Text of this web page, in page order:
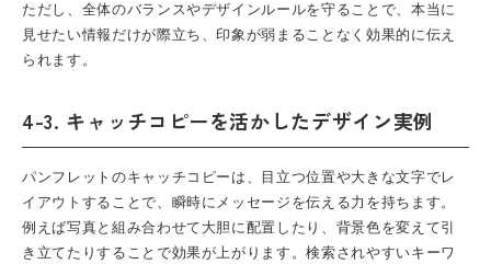
ただし、全体のバランスやデザインルールを守ることで、本当に
見せたい情報だけが際立ち、印象が弱まることなく効果的に伝え
られます。
4-3. キャッチコピーを活かしたデザイン実例
パンフレット のキャッチコピーは、目立つ位置や大きな文字でレ
イアウトすることで、瞬時にメッセージを伝える力を持ちます。
例えば写真と組み合わせて大胆に配置したり、背景色を変えて引
き立てたりすることで効果が上がります。検索されやすいキーワ